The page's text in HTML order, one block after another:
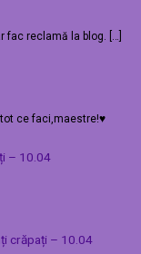
fac reclamă la blog. […]
ce faci,maestre!♥️
– 10.04
crăpați – 10.04